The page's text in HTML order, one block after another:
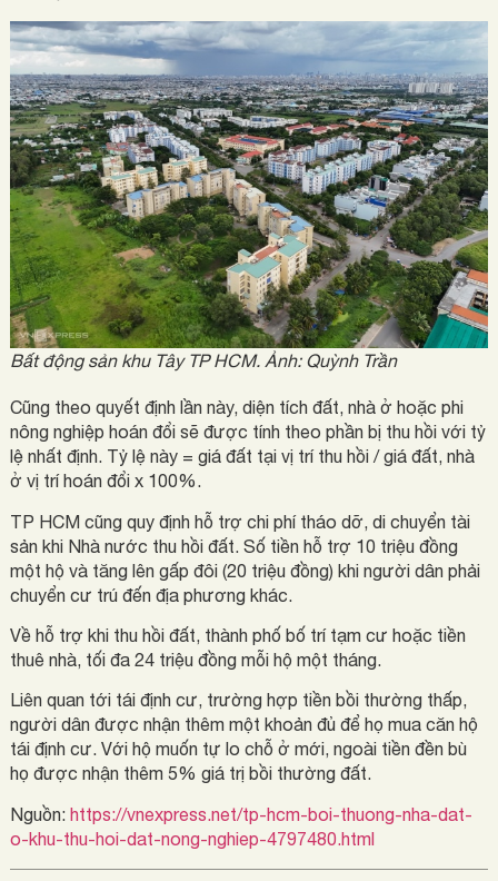
Bất động sản khu Tây TP HCM. Ảnh: Quỳnh Trần
Cũng theo quyết định lần này, diện tích đất, nhà ở hoặc phi
nông nghiệp hoán đổi sẽ được tính theo phần bị thu hồi với tỷ
lệ nhất định. Tỷ lệ này = giá đất tại vị trí thu hồi / giá đất, nhà
ở vị trí hoán đổi x 100%.
TP HCM cũng quy định hỗ trợ chi phí tháo dỡ, di chuyển tài
sản khi Nhà nước thu hồi đất. Số tiền hỗ trợ 10 triệu đồng
một hộ và tăng lên gấp đôi (20 triệu đồng) khi người dân phải
chuyển cư trú đến địa phương khác.
Về hỗ trợ khi thu hồi đất, thành phố bố trí tạm cư hoặc tiền
thuê nhà, tối đa 24 triệu đồng mỗi hộ một tháng.
Liên quan tới tái định cư, trường hợp tiền bồi thường thấp,
người dân được nhận thêm một khoản đủ để họ mua căn hộ
tái định cư. Với hộ muốn tự lo chỗ ở mới, ngoài tiền đền bù
họ được nhận thêm 5% giá trị bồi thường đất.
Nguồn: https://vnexpress.net/tp-hcm-boi-thuong-nha-dat-
o-khu-thu-hoi-dat-nong-nghiep-4797480.html